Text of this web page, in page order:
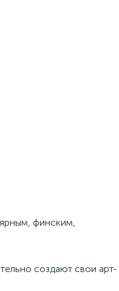
финским,
создают свои арт-